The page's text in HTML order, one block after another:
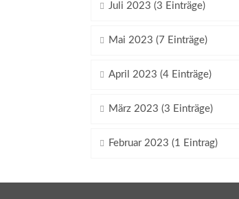
Juli 2023 (3 Einträge)
Mai 2023 (7 Einträge)
April 2023 (4 Einträge)
März 2023 (3 Einträge)
Februar 2023 (1 Eintrag)